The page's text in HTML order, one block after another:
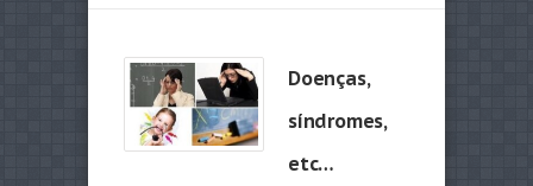
Doenças,
síndromes,
etc…